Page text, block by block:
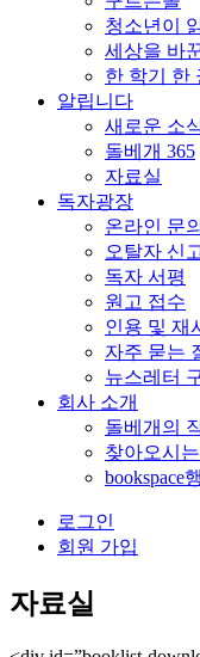
청소년이
세상을 바
한 학기 한
알립니다
새로운 소
돌베개 365
자료실
독자광장
온라인 문의
오탈자 신
독자 서평
원고 접수
인용 및 재
자주 묻는
뉴스레터
회사 소개
돌베개의
찾아오시
bookspace
로그인
회원 가입
자료실